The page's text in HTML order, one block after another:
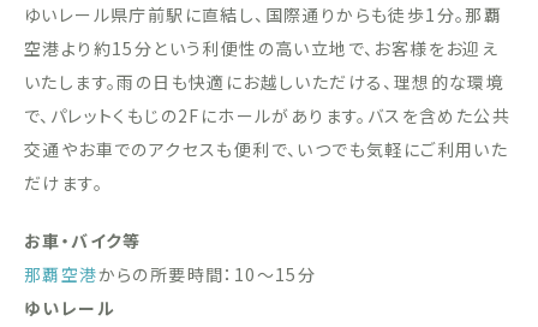
ゆいレール県庁前駅に直結し、国際通りからも徒歩1分。那覇
空港より約15分という利便性の高い立地で、お客様をお迎え
いたします。雨の日も快適にお越しいただける、理想的な環境
で、パレットくもじの2Fにホールがあります。バスを含めた公共
交通やお車でのアクセスも便利で、いつでも気軽にご利用いた
だけます。
お車・バイク等
那覇空港からの所要時間：10〜15分
ゆいレール